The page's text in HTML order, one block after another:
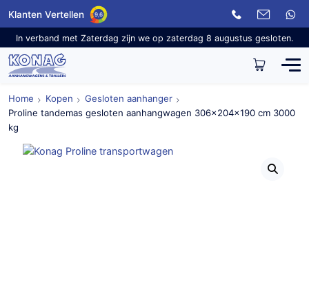
Klanten Vertellen 9,6
In verband met Zaterdag zijn we op zaterdag 8 augustus gesloten.
Home Kopen
Gesloten aanhanger
Proline tandemas gesloten aanhangwagen 306x204x190 cm 3000
kg